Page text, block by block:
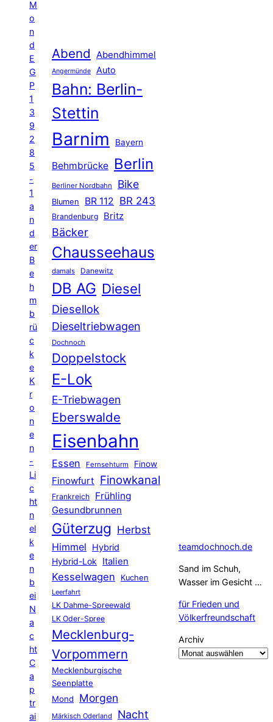
M
o
n
d
E
G
P
1
3
9
2
8
5
-
1
a
n
d
er
B
e
h
m
b
rü
c
k
e
K
r
o
n
e
n
-
Li
c
ht
n
el
k
e
n
b
ei
N
a
c
ht
C
a
p
tr
ai
Abend Abendhimmel
Angermünde Auto
Bahn: Berlin-
Stettin
Barnim Bayern
Behmbrücke Berlin
Berliner Nordbahn Bike
Blumen BR 112 BR 243
Brandenburg Britz
Bäcker
Chausseehaus
damals Danewitz
DB AG Diesel
Diesellok
Dieseltriebwagen
Dochnoch
Doppelstock
E-Lok
E-Triebwagen
Eberswalde
Eisenbahn
Essen Fernsehturm Finow
Finowfurt Finowkanal
Frankreich Frühling
Gesundbrunnen
Güterzug Herbst
Himmel
Hybrid
Hybrid-Lok Italien
Kesselwagen Kuchen
Leerfahrt
LK Dahme-Spreewald
LK Oder-Spree
Mecklenburg-
Vorpommern
Mecklenburgische
Seenplatte
Mond
Morgen
Märkisch Oderland Nacht
teamdochnoch.de
Sand im Schuh,
Wasser im Gesicht …
für Frieden und
Völkerfreundschaft
Archiv